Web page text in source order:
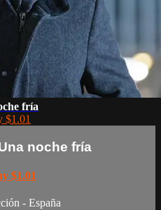
fría
$1.01
noche fría
$1.01
- España